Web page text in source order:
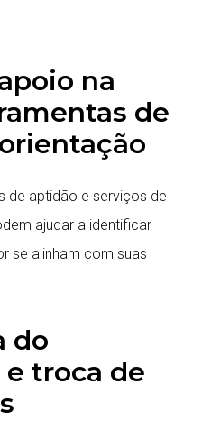
na
de
de aptidão e serviços de
ajudar a identificar
se alinham com suas
do
troca de